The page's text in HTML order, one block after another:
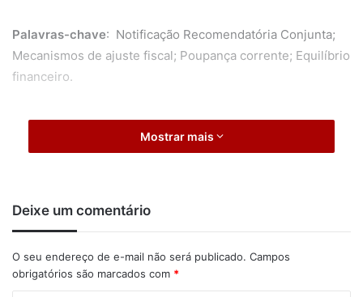
Palavras-chave: Notificação Recomendatória Conjunta;
Mecanismos de ajuste fiscal; Poupança corrente; Equilíbrio
financeiro.
Mostrar mais
Deixe um comentário
O seu endereço de e-mail não será publicado. Campos
obrigatórios são marcados com *